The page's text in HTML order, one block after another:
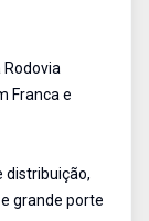
Franca e
distribuição,
grande porte